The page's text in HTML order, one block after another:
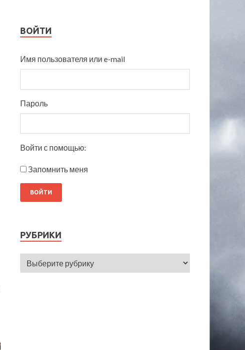
ВОЙТИ
Имя пользователя или e-mail
Пароль
Войти с помощью:
Запомнить меня
РУБРИКИ